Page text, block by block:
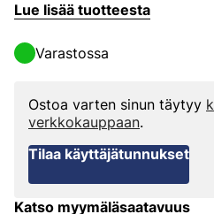
Lue lisää tuotteesta
Varastossa
Ostoa varten sinun täytyy
verkkokauppaan.
Tilaa käyttäjätunnukset
Katso myymäläsaatavuus